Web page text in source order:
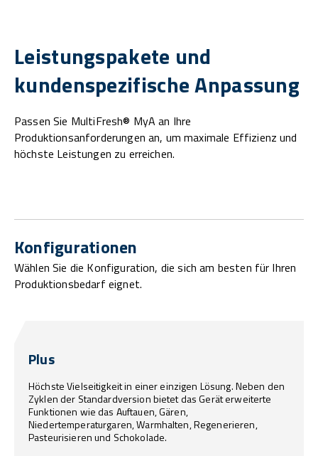
Leistungspakete und
kundenspezifische Anpassung
Passen Sie MultiFresh® MyA an Ihre
Produktionsanforderungen an, um maximale Effizienz und
höchste Leistungen zu erreichen.
Konfigurationen
Wählen Sie die Konfiguration, die sich am besten für Ihren
Produktionsbedarf eignet.
Plus
Höchste Vielseitigkeit in einer einzigen Lösung. Neben den
Zyklen der Standardversion bietet das Gerät erweiterte
Funktionen wie das Auftauen, Gären,
Niedertemperaturgaren, Warmhalten, Regenerieren,
Pasteurisieren und Schokolade.